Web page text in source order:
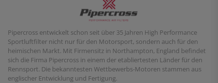
Pipercross entwickelt schon seit über 35 Jahren High Performance
Sportluftfilter nicht nur für den Motorsport, sondern auch für den
heimischen Markt. Mit Firmensitz in Northampton, England befindet
sich die Firma Pipercross in einem der etabliertesten Länder für den
Rennsport. Die bekanntesten Wettbewerbs-Motoren stammen aus
englischer Entwicklung und Fertigung.